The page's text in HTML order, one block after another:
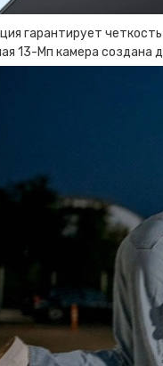
гарантирует
13-Мп камера создана